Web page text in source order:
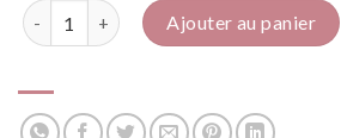
quantité de J'aime... Ajouter au panier